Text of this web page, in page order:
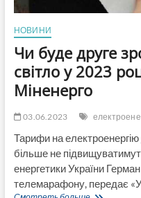
НОВИНИ
Чи буде друге
світло у 2023
Міненерго
03.06.2023
Тарифи на
більше не
енергетики України
телемарафону, передає